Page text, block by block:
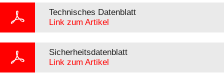
Technisches Datenblatt
Link zum Artikel
Sicherheitsdatenblatt
Link zum Artikel